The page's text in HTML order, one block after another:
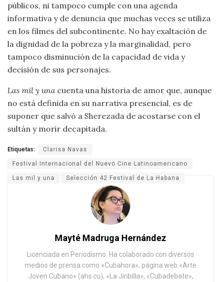
públicos, ni tampoco cumple con una agenda
informativa y de denuncia que muchas veces se utiliza
en los filmes del subcontinente. No hay exaltación de
la dignidad de la pobreza y la marginalidad, pero
tampoco disminución de la capacidad de vida y
decisión de sus personajes.
Las mil y una cuenta una historia de amor que, aunque
no está definida en su narrativa presencial, es de
suponer que salvó a Sherezada de acostarse con el
sultán y morir decapitada.
Etiquetas: Clarisa Navas
Festival Internacional del Nuevo Cine Latinoamericano
Las mil y una Selección 42 Festival de La Habana
Mayté Madruga Hernández
Licenciada en Periodismo. Ha colaborado con diversos
medios de prensa como «Cubahora», página web «Arte
Joven Cubano» (ahs.cu), «La Jiribilla», «Cubadebate»,